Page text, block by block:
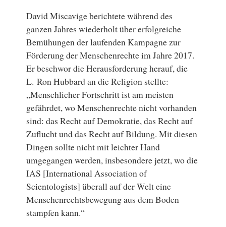
David Miscavige berichtete während des
ganzen Jahres wiederholt über erfolgreiche
Bemühungen der laufenden Kampagne zur
Förderung der Menschenrechte im Jahre 2017.
Er beschwor die Herausforderung herauf, die
L. Ron Hubbard an die Religion stellte:
„Menschlicher Fortschritt ist am meisten
gefährdet, wo Menschenrechte nicht vorhanden
sind: das Recht auf Demokratie, das Recht auf
Zuflucht und das Recht auf Bildung. Mit diesen
Dingen sollte nicht mit leichter Hand
umgegangen werden, insbesondere jetzt, wo die
IAS [International Association of
Scientologists] überall auf der Welt eine
Menschenrechtsbewegung aus dem Boden
stampfen kann.“